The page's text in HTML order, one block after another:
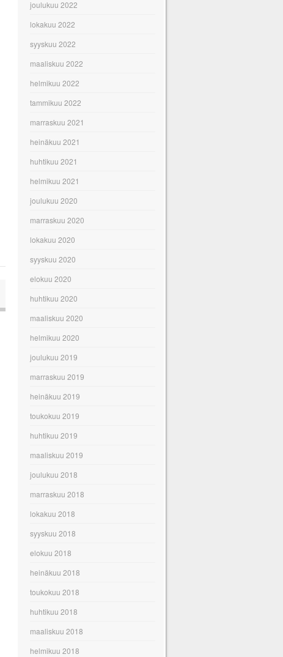
joulukuu 2022
lokakuu 2022
syyskuu 2022
maaliskuu 2022
helmikuu 2022
tammikuu 2022
marraskuu 2021
heinäkuu 2021
huhtikuu 2021
helmikuu 2021
joulukuu 2020
marraskuu 2020
lokakuu 2020
syyskuu 2020
elokuu 2020
huhtikuu 2020
maaliskuu 2020
helmikuu 2020
joulukuu 2019
marraskuu 2019
heinäkuu 2019
toukokuu 2019
huhtikuu 2019
maaliskuu 2019
joulukuu 2018
marraskuu 2018
lokakuu 2018
syyskuu 2018
elokuu 2018
heinäkuu 2018
toukokuu 2018
huhtikuu 2018
maaliskuu 2018
helmikuu 2018